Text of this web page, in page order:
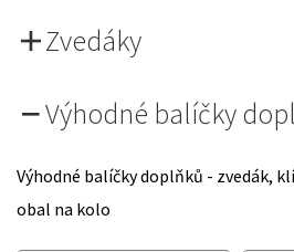
Zvedáky
Výhodné balíčky
Výhodné balíčky doplňků - zvedák,
obal na kolo